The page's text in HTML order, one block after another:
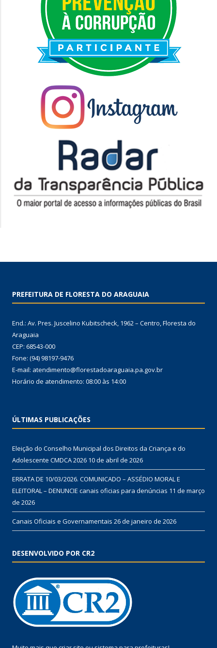
PREFEITURA DE FLORESTA DO ARAGUAIA
End.: Av. Pres. Juscelino Kubitscheck, 1962 – Centro, Floresta do
Araguaia
CEP: 68543-000
Fone: (94) 98197-9476
E-mail: atendimento@florestadoaraguaia.pa.gov.br
Horário de atendimento: 08:00 às 14:00
ÚLTIMAS PUBLICAÇÕES
Eleição do Conselho Municipal dos Direitos da Criança e do
Adolescente CMDCA 2026 10 de abril de 2026
ERRATA DE 10/03/2026. COMUNICADO – ASSÉDIO MORAL E
ELEITORAL – DENUNCIE canais oficias para denúncias 11 de março
de 2026
Canais Oficiais e Governamentais 26 de janeiro de 2026
DESENVOLVIDO POR CR2